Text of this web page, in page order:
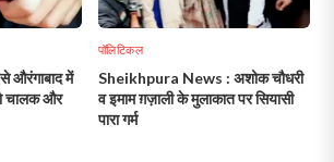
औरंगाबाद में
चालक और
पॉलिटिकल
Sheikhpura News : अशोक चौधरी
व इमाम ग़ज़ाली के मुलाकात पर सियासी
पारा गर्म